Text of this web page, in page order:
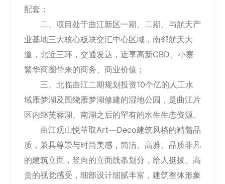
配套；
二、项目处于曲江新区一期、二期、与航天产
业基地三大核心板块交汇中心区域，南邻航天大
道，北近三环，交通发达，近享高新CBD、小寨
繁华商圈带来的商务、商业价值；
三、北临曲江二期规划投资10个亿的人工水
域雁梦湖及围绕雁梦湖修建的湿地公园，是曲江片
区内继芙蓉湖、南湖之后的罕有的水生生态资源。
曲江观山悦萃取Art—Deco建筑风格的精髓品
质，兼具尊崇与时尚美感，简洁、高雅、品质非凡
的建筑立面，竖向的立面线条划分，给人挺拔、高
贵的视觉感受，细部设计细腻丰富，建筑整体形象